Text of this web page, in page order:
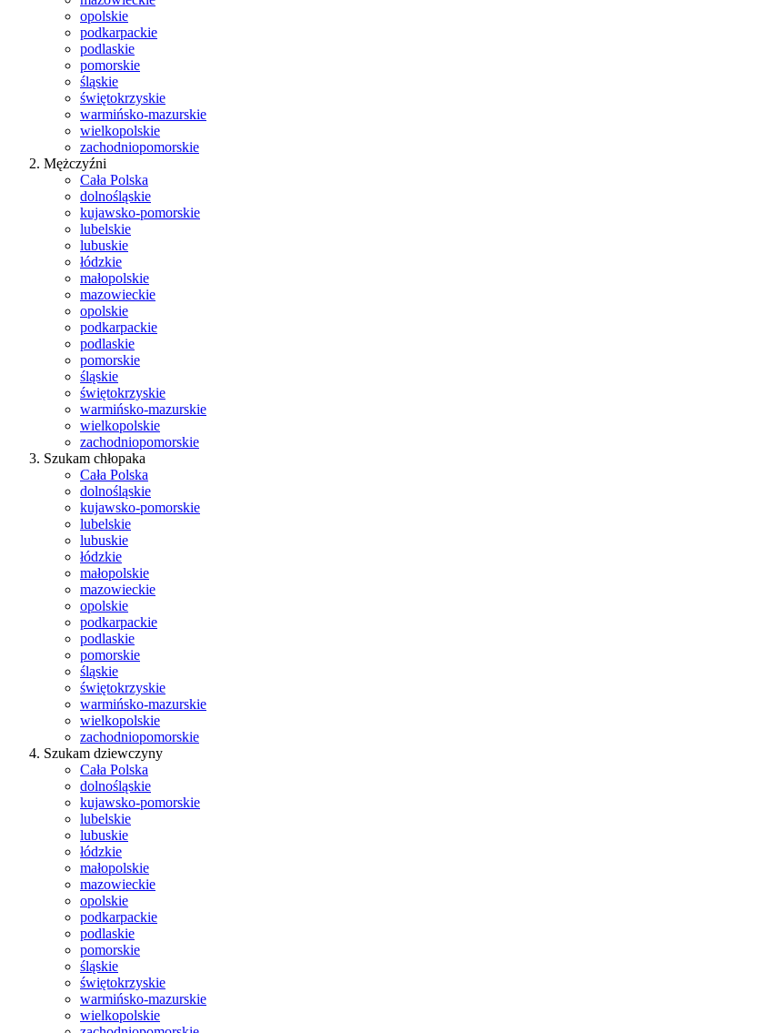
opolskie
podkarpackie
podlaskie
pomorskie
śląskie
świętokrzyskie
warmińsko-mazurskie
wielkopolskie
zachodniopomorskie
Mężczyźni
Cała Polska
dolnośląskie
kujawsko-pomorskie
lubelskie
lubuskie
łódzkie
małopolskie
mazowieckie
opolskie
podkarpackie
podlaskie
pomorskie
śląskie
świętokrzyskie
warmińsko-mazurskie
wielkopolskie
zachodniopomorskie
Szukam chłopaka
Cała Polska
dolnośląskie
kujawsko-pomorskie
lubelskie
lubuskie
łódzkie
małopolskie
mazowieckie
opolskie
podkarpackie
podlaskie
pomorskie
śląskie
świętokrzyskie
warmińsko-mazurskie
wielkopolskie
zachodniopomorskie
Szukam dziewczyny
Cała Polska
dolnośląskie
kujawsko-pomorskie
lubelskie
lubuskie
łódzkie
małopolskie
mazowieckie
opolskie
podkarpackie
podlaskie
pomorskie
śląskie
świętokrzyskie
warmińsko-mazurskie
wielkopolskie